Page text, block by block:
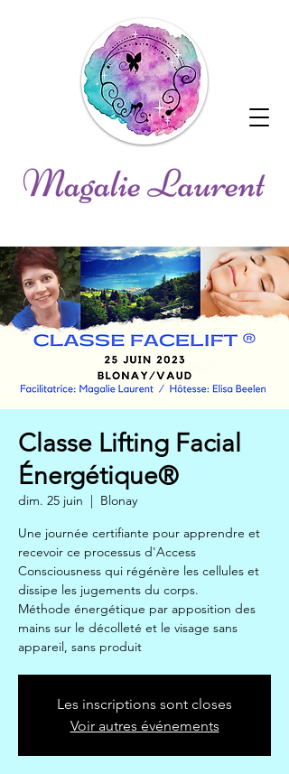
Classe Lifting Facial
Énergétique®
dim. 25 juin
  |
Blonay
Une journée certifiante pour apprendre et
recevoir ce processus d'Access
Consciousness qui régénère les cellules et
dissipe les jugements du corps.
Méthode énergétique par apposition des
mains sur le décolleté et le visage sans
appareil, sans produit
Les inscriptions sont closes
Voir autres événements